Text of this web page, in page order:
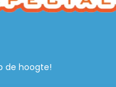
de hoogte!